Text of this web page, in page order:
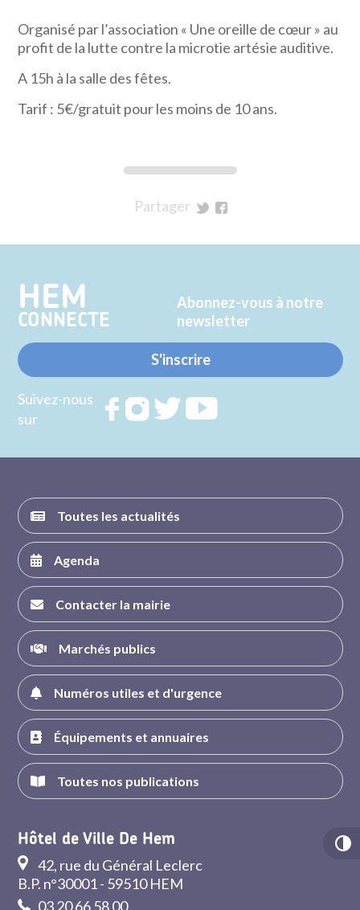
Organisé par l’association « Une oreille de cœur » au
profit de la lutte contre la microtie artésie auditive.
A 15h à la salle des fêtes.
Tarif : 5€/gratuit pour les moins de 10 ans.
Partager
Twitter
Facebook
HEM
CONNECTE
Abonnez-vous à notre
newsletter
S'inscrire
Suivez-nous
sur
RejoignezRejoignezRejoignez
Toutes les actualités
Agenda
Contacter la mairie
Marchés publics
Numéros utiles et d'urgence
Équipements et annuaires
Toutes nos publications
Hôtel de Ville De Hem
42, rue du Général Leclerc
B.P. n°30001 - 59510 HEM
03 20 66 58 00